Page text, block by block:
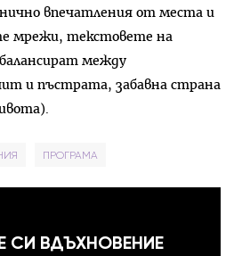
впечатления от места и
мрежи, текстовете на
между
и пъстрата, забавна страна
ПРОГРАМА
СИ ВДЪХНОВЕНИЕ